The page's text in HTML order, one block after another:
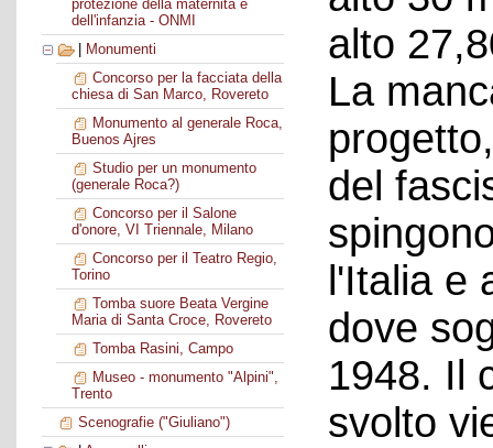
protezione della maternità e
dell'infanzia - ONMI
Monumenti
Concorso per la facciata della
chiesa di San Marco, Rovereto
Monumento al generale Roca,
Buenos Ajres
Studio per un monumento
(generale Roca?)
Concorso per il Salone
d'onore, VI Triennale, Milano
Concorso per il Teatro Regio,
Torino
Tomba suore Beata Vergine
Maria di Santa Croce, Rovereto
Tomba Rasini, Campo
Museo - monumento "Alpini",
Trento
Scenografie ("Giuliano")
alto
La
del
l'Italia e
dove
1948. Il
svolto